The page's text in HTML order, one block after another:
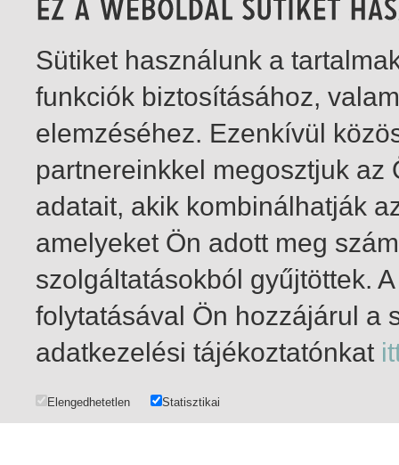
1-18 / összesen 18 találat
Sütiket használunk a
funkciók biztosításához,
elemzéséhez. Ezenkívül
partnereinkkel megosztjuk
adatait, akik kombinálhatják
amelyeket Ön adott meg
szolgáltatásokból gyűjtöttek.
folytatásával Ön hozzájárul a
adatkezelési tájékoztatónkat
Elengedhetetlen Statisztikai